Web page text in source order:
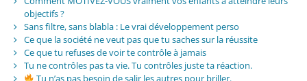
objectifs ?
Sans filtre, sans blabla : Le vrai développement perso
Ce que la société ne veut pas que tu saches sur la réussite
Ce que tu refuses de voir te contrôle à jamais
Tu ne contrôles pas ta vie. Tu contrôles juste ta réaction.
Tu n’as pas besoin de salir les autres pour briller.